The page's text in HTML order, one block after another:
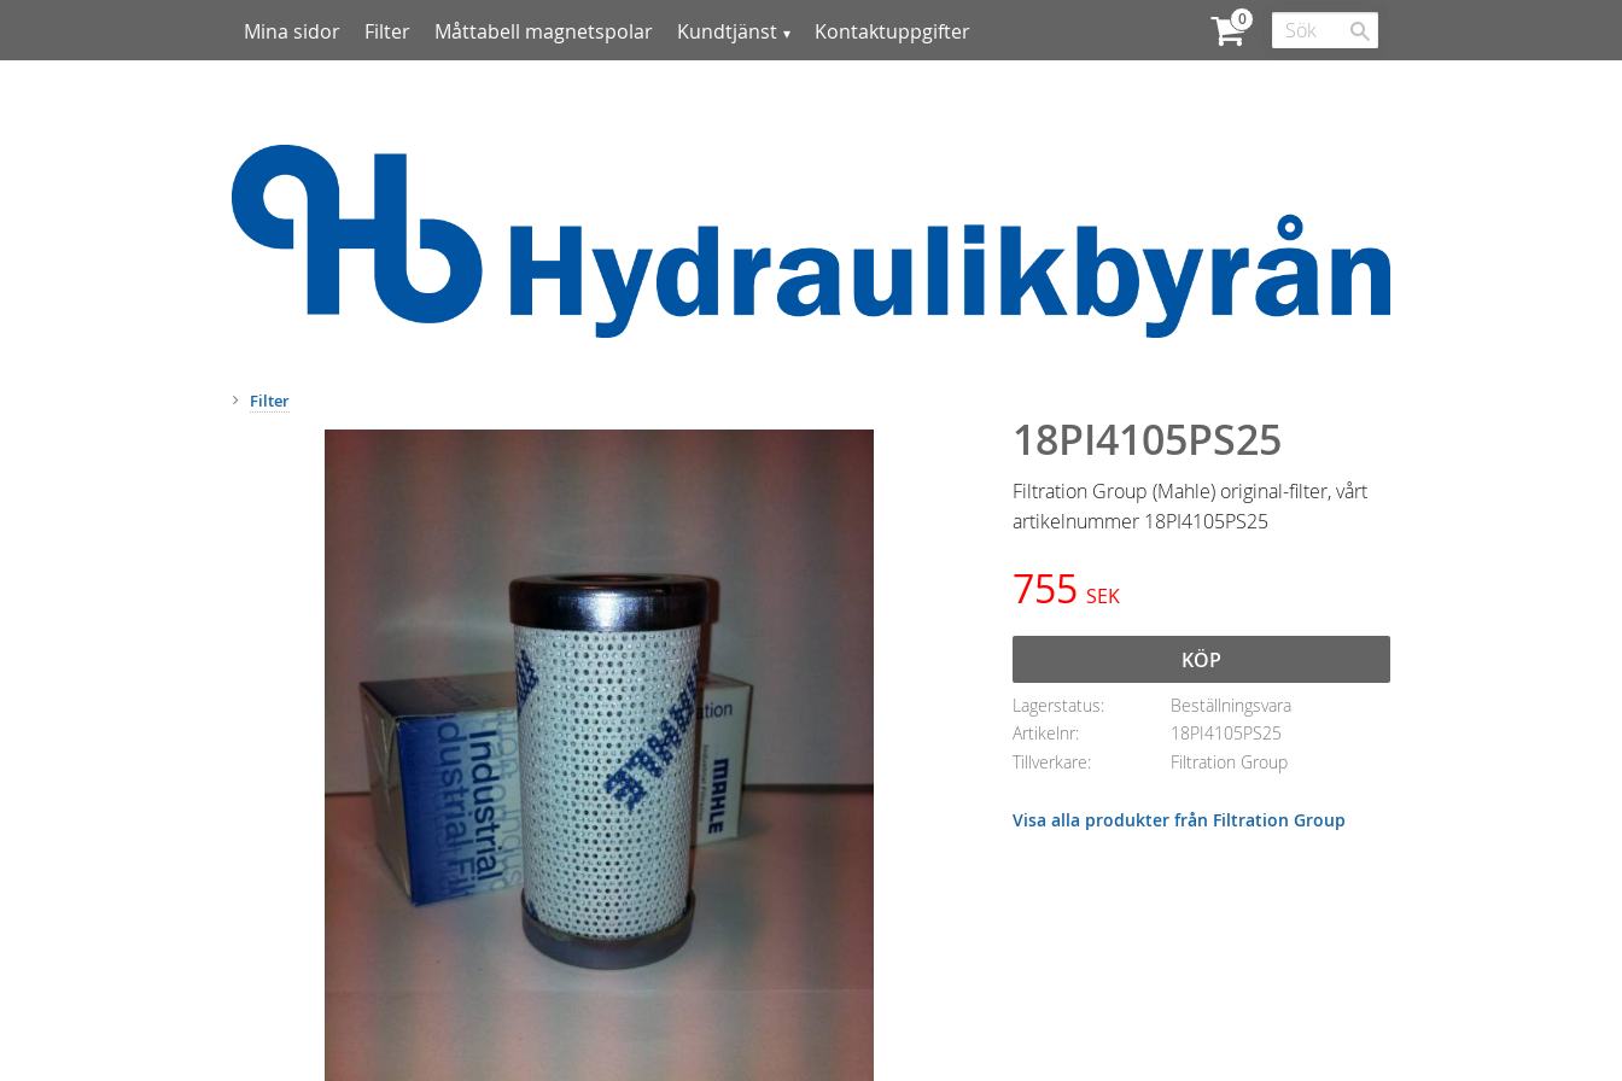
Mina sidor Filter Måttabell magnetspolar Kundtjänst Kontaktuppgifter
Filter
18PI4105PS25
Filtration Group (Mahle) original-filter, vårt
artikelnummer 18PI4105PS25
755 SEK
KÖP
Lagerstatus
Beställningsvara
Artikelnr
18PI4105PS25
Tillverkare
Filtration Group
Visa alla produkter från Filtration Group